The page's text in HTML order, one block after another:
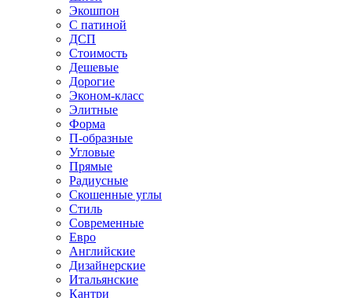
Экошпон
С патиной
ДСП
Стоимость
Дешевые
Дорогие
Эконом-класс
Элитные
Форма
П-образные
Угловые
Прямые
Радиусные
Скошенные углы
Стиль
Современные
Евро
Английские
Дизайнерские
Итальянские
Кантри